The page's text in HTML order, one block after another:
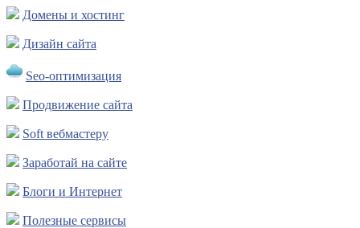
Домены и хостинг
Дизайн сайта
Seo-оптимизация
Продвижение сайта
Soft вебмастеру
Заработай на сайте
Блоги и Интернет
Полезные сервисы